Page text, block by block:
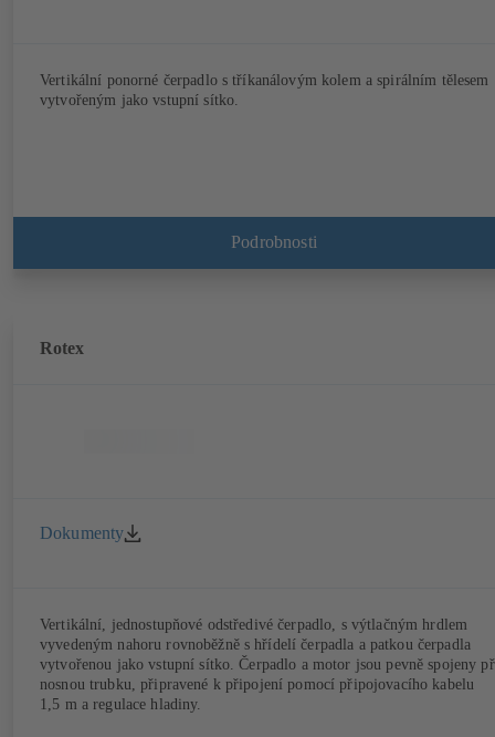
Vertikální ponorné čerpadlo s tříkanálovým kolem a spirálním tělesem
vytvořeným jako vstupní sítko.
Podrobnosti
Rotex
Dokumenty
Vertikální, jednostupňové odstředivé čerpadlo, s výtlačným hrdlem
vyvedeným nahoru rovnoběžně s hřídelí čerpadla a patkou čerpadla
vytvořenou jako vstupní sítko. Čerpadlo a motor jsou pevně spojeny
nosnou trubku, připravené k připojení pomocí připojovacího kabelu
1,5 m a regulace hladiny.